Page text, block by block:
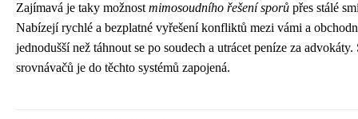
Zajímavá je taky možnost mimosoudního řešení sporů přes stálé
Nabízejí rychlé a bezplatné vyřešení konfliktů mezi vámi a
jednodušší než táhnout se po soudech a utrácet peníze za
srovnávačů je do těchto systémů zapojená.